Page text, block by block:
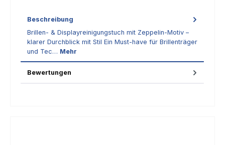
Beschreibung
Brillen- & Displayreinigungstuch mit Zeppelin-Motiv –
klarer Durchblick mit Stil Ein Must-have für Brillenträger
und Tec… Mehr
Bewertungen